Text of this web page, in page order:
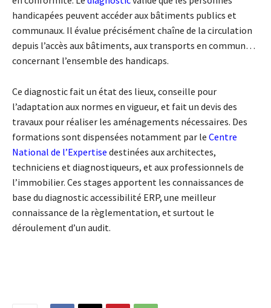
handicapées peuvent accéder aux bâtiments publics et
communaux. Il évalue précisément chaîne de la circulation
depuis l’accès aux bâtiments, aux transports en commun…
concernant l’ensemble des handicaps.
Ce diagnostic fait un état des lieux, conseille pour
l’adaptation aux normes en vigueur, et fait un devis des
travaux pour réaliser les aménagements nécessaires. Des
formations sont dispensées notamment par le Centre
National de l’Expertise destinées aux architectes,
techniciens et diagnostiqueurs, et aux professionnels de
l’immobilier. Ces stages apportent les connaissances de
base du diagnostic accessibilité ERP, une meilleur
connaissance de la règlementation, et surtout le
déroulement d’un audit.